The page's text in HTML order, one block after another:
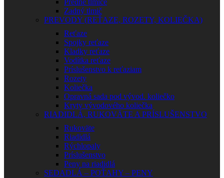
Predné tlmiče
Zadný tlmič
PREVODY (REŤAZE, ROZETY, KOLIEČKA)
Reťaze
Spojky reťaze
Kladky reťaze
Vodítka reťaze
Príslušenstvo k reťaziam
Rozety
Koliečka
Opravná sada pod vývod. koliečko
Kryty vývodového koliečka
RIADIDLÁ, RUKOVÄTE A PRÍSLUŠENSTVO
Rukoväte
Riadidlá
Rýchlopaly
Príslušenstvo
Peny na riadidlá
SEDADLÁ – POŤAHY – PENY